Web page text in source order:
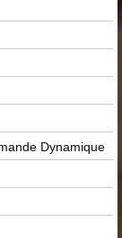
Dynamique